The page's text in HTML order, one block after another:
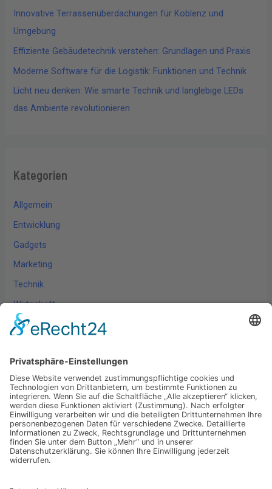
Innovative Terrassenüberdachungen für Koblenz und
Umgebung
Effiziente Gebäudetechnik verstehen: Grundlagen und Praxis
Moderne Software für die Logistik: Funktionen und Technik
Licht neu denken: Wie smarte Technik und langlebige LEDs
das Ambiente revolutionieren
Kategorien
Allgemein
Entwicklung
Gadgets
Marketing
Technik
Wirtschaft
Wissen
Schlagwörter
Digitalisierung Marketing Technik Wirtschaft